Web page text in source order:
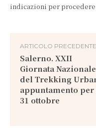
indicazioni per
ARTICOLO PRECEDENTE
Salerno. XXII
Giornata Nazionale
del Trekking
appuntamento
31 ottobre